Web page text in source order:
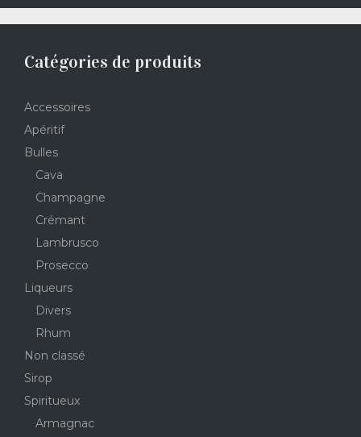
Catégories de produits
Accessoires
Apéritif
Bulles
Cava
Champagne
Crémant
Lambrusco
Prosecco
Liqueurs
Divers
Rhum
Non classé
Sirop
Spiritueux
Armagnac